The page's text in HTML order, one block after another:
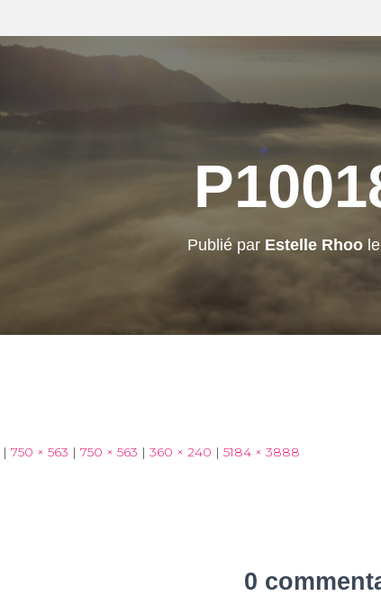
Publié par Estelle Rhoo le
| 750 × 563 | 750 × 563 | 360 × 240 | 5184 × 3888
0